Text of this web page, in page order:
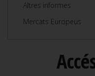
Altres informes
Mercats Europeus